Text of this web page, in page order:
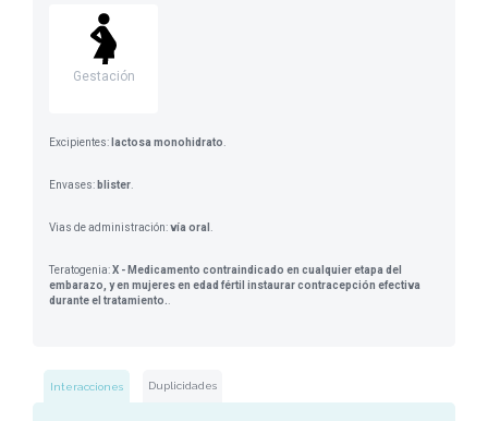
Gestación
Excipientes: lactosa monohidrato
Envases: blister
Vias de administración:vía oral
Teratogenia:X - Medicamento contraindicado en cualquier etapa del
embarazo, y en mujeres en edad fértil instaurar contracepción efectiva
durante el tratamiento.
Interacciones Duplicidades